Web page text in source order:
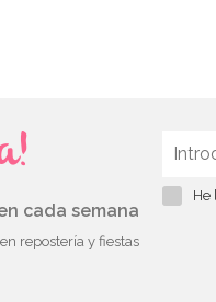
cada semana
repostería y fiestas
He